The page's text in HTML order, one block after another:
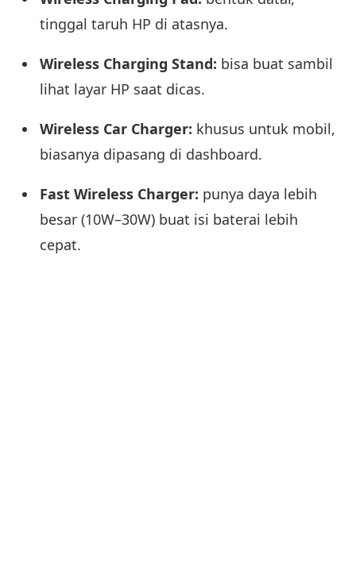
tinggal taruh HP di atasnya.
Wireless Charging Stand: bisa buat sambil
lihat layar HP saat dicas.
Wireless Car Charger: khusus untuk mobil,
biasanya dipasang di dashboard.
Fast Wireless Charger: punya daya lebih
besar (10W–30W) buat isi baterai lebih
cepat.